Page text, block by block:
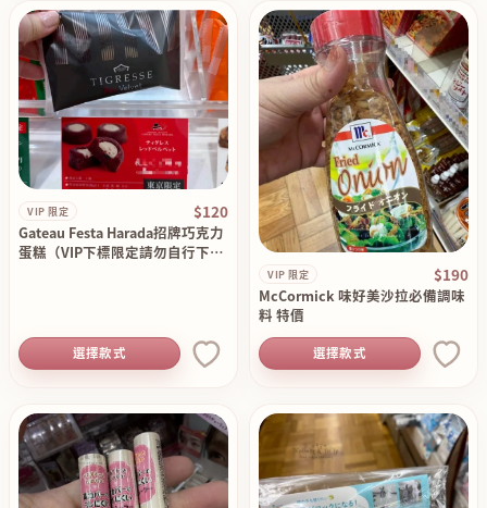
VIP 限定 $120
Gateau Festa Harada招牌巧克力
蛋糕（VIP下標限定請勿自行下單
選擇款式
VIP 限定 $190
McCormick 味好美沙拉必備調味
料 特價
選擇款式